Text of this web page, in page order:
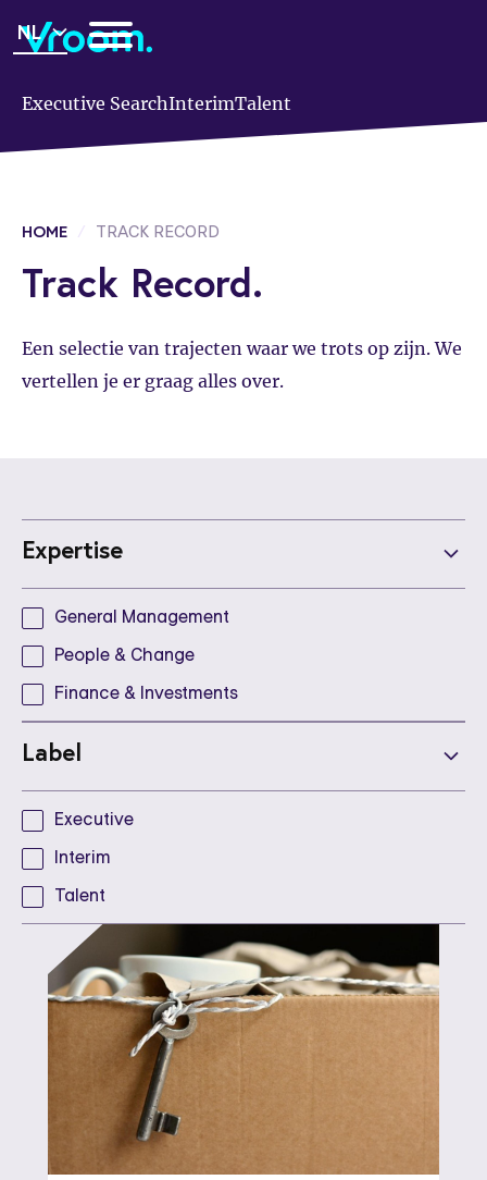
en
inhoud
gaan
Executive SearchInterimTalent
NL
Kruimelpad
HOME TRACK RECORD
Track Record.
Een selectie van trajecten waar we trots op zijn. We
vertellen je er graag alles over.
Expertise
General Management
People & Change
Finance & Investments
Label
Executive
Interim
Talent